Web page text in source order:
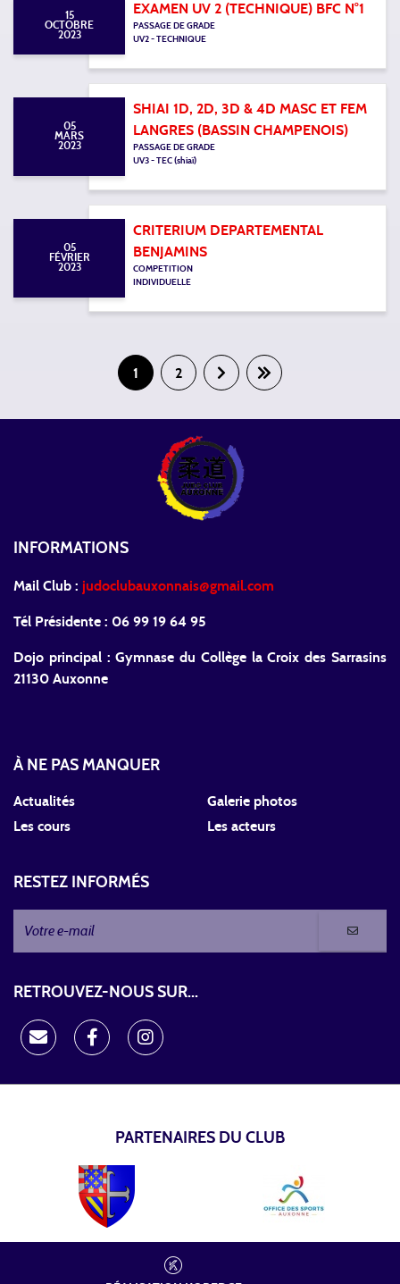
15
OCTOBRE
2023
EXAMEN UV 2 (TECHNIQUE) BFC N°1
PASSAGE DE GRADE
UV2 - TECHNIQUE
05
MARS
2023
SHIAI 1D, 2D, 3D & 4D MASC ET FEM
LANGRES (BASSIN CHAMPENOIS)
PASSAGE DE GRADE
UV3 - TEC (shiaï)
05
FÉVRIER
2023
CRITERIUM DEPARTEMENTAL
BENJAMINS
COMPETITION
INDIVIDUELLE
1 2
INFORMATIONS
Mail Club : judoclubauxonnais@gmail.com
Tél Présidente : 06 99 19 64 95
Dojo principal : Gymnase du Collège la Croix des Sarrasins
21130 Auxonne
À NE PAS MANQUER
Actualités
Les cours
Galerie photos
Les acteurs
RESTEZ INFORMÉS
RETROUVEZ-NOUS SUR...
PARTENAIRES DU CLUB